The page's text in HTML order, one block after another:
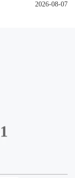
2026-08-07
1